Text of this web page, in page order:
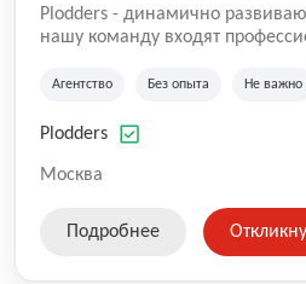
Plodders - динамично
нашу команду входят
на рынке аутсорсинга, а
оказываемых услуг.
Агентство Без опыта Не важно
Plodders
Москва
Подробнее